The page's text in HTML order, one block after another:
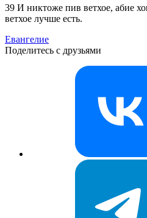
39 И никтоже пив ветхое, абие
ветхое лучше есть.
Евангелие
Поделитесь с друзьями